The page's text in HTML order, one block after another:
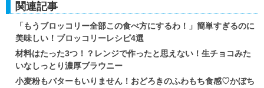
関連記事
「もうブロッコリー全部この食べ方にするわ！」簡単すぎるのに
美味しい！ブロッコリーレシピ4選
材料はたった3つ！？レンジで作ったと思えない！生チョコみた
いなしっとり濃厚ブラウニー
小麦粉もバターもいりません！おどろきのふわもち食感♡かぼち